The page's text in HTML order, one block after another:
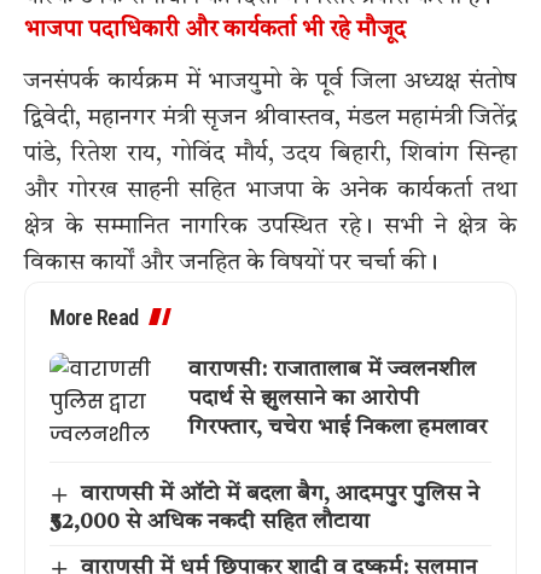
भाजपा पदाधिकारी और कार्यकर्ता भी रहे मौजूद
जनसंपर्क कार्यक्रम में भाजयुमो के पूर्व जिला अध्यक्ष संतोष
द्विवेदी, महानगर मंत्री सृजन श्रीवास्तव, मंडल महामंत्री जितेंद्र
पांडे, रितेश राय, गोविंद मौर्य, उदय बिहारी, शिवांग सिन्हा
और गोरख साहनी सहित भाजपा के अनेक कार्यकर्ता तथा
क्षेत्र के सम्मानित नागरिक उपस्थित रहे। सभी ने क्षेत्र के
विकास कार्यों और जनहित के विषयों पर चर्चा की।
More Read
वाराणसी: राजातालाब में ज्वलनशील
पदार्थ से झुलसाने का आरोपी
गिरफ्तार, चचेरा भाई निकला हमलावर
वाराणसी में ऑटो में बदला बैग, आदमपुर पुलिस ने
₹52,000 से अधिक नकदी सहित लौटाया
वाराणसी में धर्म छिपाकर शादी व दुष्कर्म: सलमान